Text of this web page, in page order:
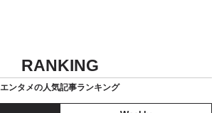
RANKING
エンタメの人気記事ランキング